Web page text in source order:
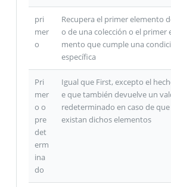
pri
mer
o
Recupera el primer elemento
o de una colección o el primer
mento que cumple una
específica
Pri
mer
o o
pre
det
erm
ina
do
Igual que First, excepto el
e que también devuelve un
redeterminado en caso de
existan dichos elementos